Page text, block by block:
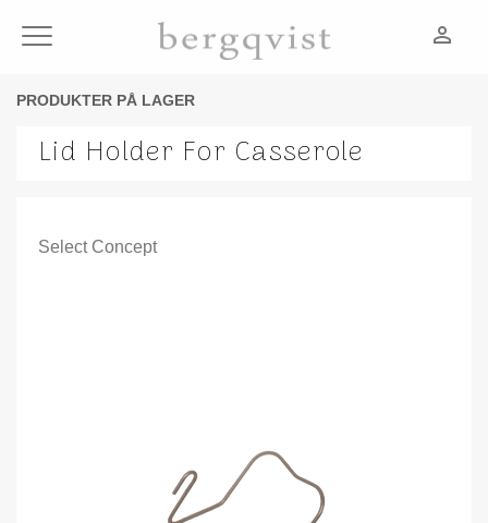
Meny person_outline
PRODUKTER PÅ LAGER
Lid Holder For Casserole
Select Concept